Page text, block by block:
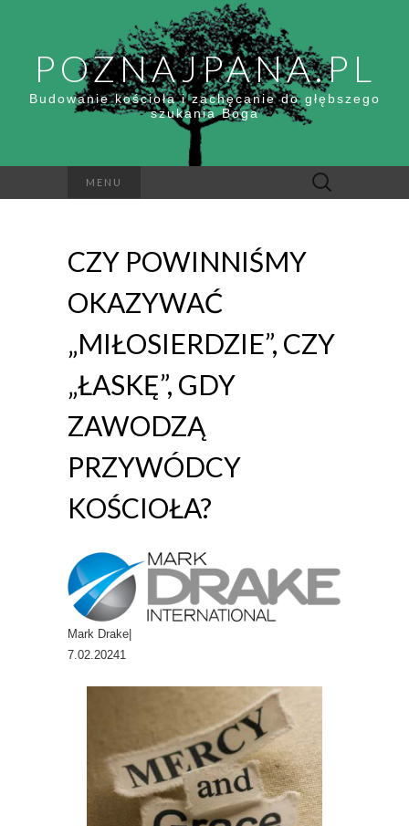
POZNAJPANA.PL
Budowanie kościoła i zachęcanie do głębszego
szukania Boga
MENU Szukaj:
CZY POWINNIŚMY
OKAZYWAĆ
„MIŁOSIERDZIE”, CZY
„ŁASKĘ”, GDY
ZAWODZĄ
PRZYWÓDCY
KOŚCIOŁA?
Mark Drake|
7.02.20241